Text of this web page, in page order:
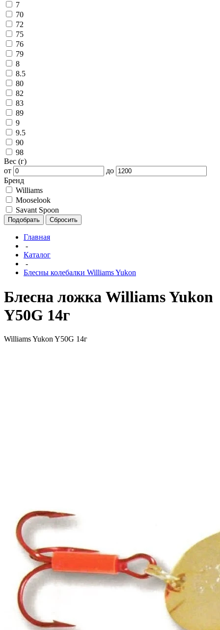
7
70
72
75
76
79
8
8.5
80
82
83
89
9
9.5
90
98
Вес (г)
от
до
Бренд
Williams
Mooselook
Savant Spoon
Подобрать Сбросить
Главная
-
Каталог
-
Блесны колебалки Williams Yukon
Блесна ложка Williams Yukon
Y50G 14г
Williams Yukon Y50G 14г